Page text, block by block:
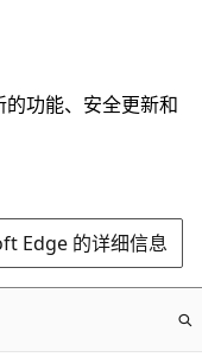
功能、安全更新和
Edge 的详细信息